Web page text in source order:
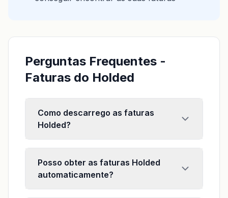
Perguntas Frequentes -
Faturas do Holded
Como descarrego as faturas
Holded?
Posso obter as faturas Holded
automaticamente?